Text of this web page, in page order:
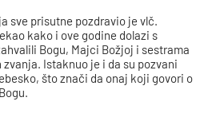
sve prisutne pozdravio je vlč.
kako i ove godine dolazi s
Bogu, Majci Božjoj i sestrama
Istaknuo je i da su pozvani
što znači da onaj koji govori o